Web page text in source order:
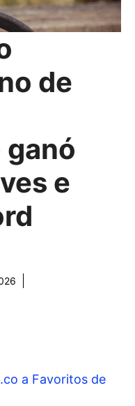
de
e
a Favoritos de